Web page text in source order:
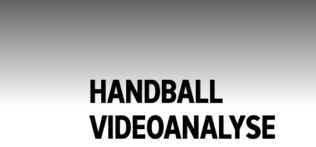
HANDBALL
VIDEOANALYSE